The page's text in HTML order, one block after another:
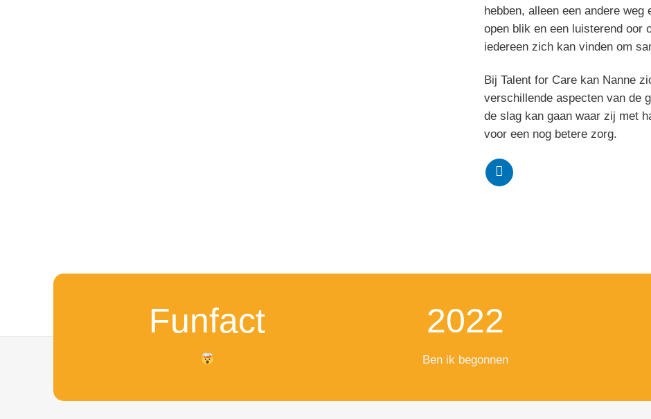
hebben, alleen een andere
open blik en een luisterend oor
iedereen zich kan vinden om
Bij Talent for Care kan Nanne
verschillende aspecten van de
de slag kan gaan waar zij met
voor een nog betere zorg.
Funfact 2022
Ben ik begonnen